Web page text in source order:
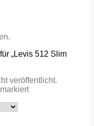
„Levis 512 Slim
veröffentlicht.
markiert